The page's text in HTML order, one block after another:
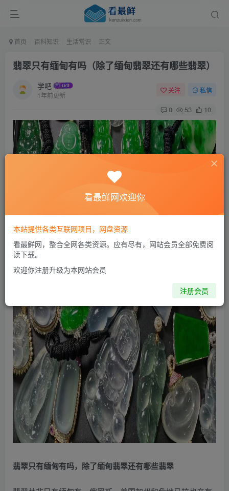
首页 百科知识 生活常识 正文
翡翠只有缅甸有吗（除了缅甸翡翠还有哪些翡翠）
学吧
1年前更新
关注 私信
0 53 10
翡翠只有缅甸有吗，除了缅甸翡翠还有哪些翡翠
看最鲜网欢迎你
本站提供各类互联网项目，网盘资源
看最鲜网，整合全网各类资源。应有尽有，网站会员全部免费阅
读下载。
欢迎你注册升级为本网站会员
注册会员